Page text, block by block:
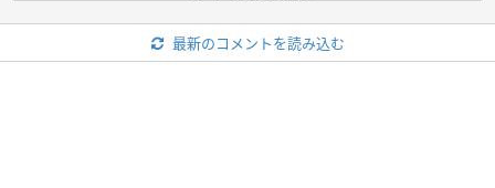
最新のコメントを読み込む